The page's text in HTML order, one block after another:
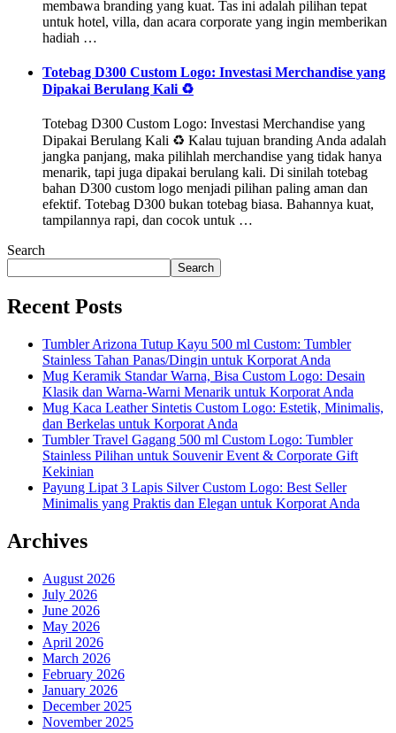
membawa branding yang kuat. Tas ini adalah pilihan tepat
untuk hotel, villa, dan acara corporate yang ingin memberikan
hadiah …
Totebag D300 Custom Logo: Investasi Merchandise yang
Dipakai Berulang Kali ♻️
Totebag D300 Custom Logo: Investasi Merchandise yang
Dipakai Berulang Kali ♻️ Kalau tujuan branding Anda adalah
jangka panjang, maka pilihlah merchandise yang tidak hanya
menarik, tapi juga dipakai berulang kali. Di sinilah totebag
bahan D300 custom logo menjadi pilihan paling aman dan
efektif. Totebag D300 bukan totebag biasa. Bahannya kuat,
tampilannya rapi, dan cocok untuk …
Search
Search
Recent Posts
Tumbler Arizona Tutup Kayu 500 ml Custom: Tumbler
Stainless Tahan Panas/Dingin untuk Korporat Anda
Mug Keramik Standar Warna, Bisa Custom Logo: Desain
Klasik dan Warna-Warni Menarik untuk Korporat Anda
Mug Kaca Leather Sintetis Custom Logo: Estetik, Minimalis,
dan Berkelas untuk Korporat Anda
Tumbler Travel Gagang 500 ml Custom Logo: Tumbler
Stainless Pilihan untuk Souvenir Event & Corporate Gift
Kekinian
Payung Lipat 3 Lapis Silver Custom Logo: Best Seller
Minimalis yang Praktis dan Elegan untuk Korporat Anda
Archives
August 2026
July 2026
June 2026
May 2026
April 2026
March 2026
February 2026
January 2026
December 2025
November 2025